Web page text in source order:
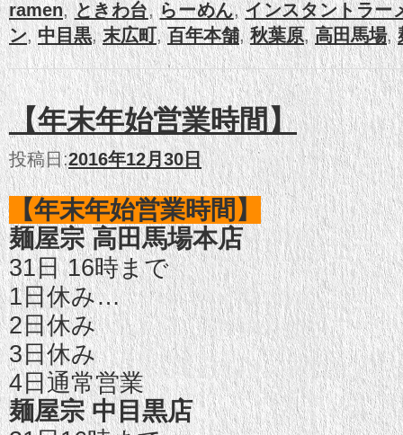
ramen,ときわ台,らーめん,インスタントラー
ン,中目黒,末広町,百年本舗,秋葉原,高田馬場,
【年末年始営業時間】
投稿日:2016年12月30日
【年末年始営業時間】
麺屋宗 高田馬場本店
31日 16時まで
1日休み…
2日休み
3日休み
4日通常営業
麺屋宗 中目黒店